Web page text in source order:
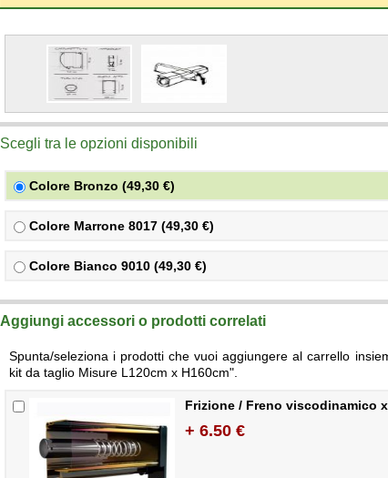
Scegli tra le opzioni disponibili
Colore Bronzo (49,30 €)
Colore Marrone 8017 (49,30 €)
Colore Bianco 9010 (49,30 €)
Aggiungi accessori o prodotti correlati
Spunta/seleziona i prodotti che vuoi aggiungere al carrello
kit da taglio Misure L120cm x H160cm".
Frizione / Freno viscodinamico
+ 6.50 €